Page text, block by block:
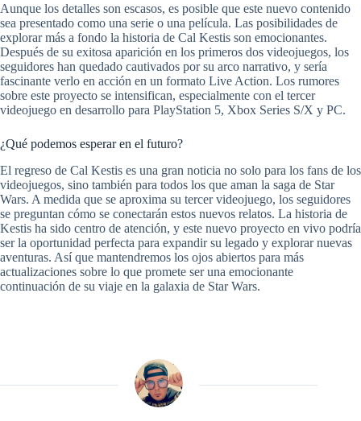
Aunque los detalles son escasos, es posible que este nuevo contenido
sea presentado como una serie o una película. Las posibilidades de
explorar más a fondo la historia de Cal Kestis son emocionantes.
Después de su exitosa aparición en los primeros dos videojuegos, los
seguidores han quedado cautivados por su arco narrativo, y sería
fascinante verlo en acción en un formato Live Action. Los rumores
sobre este proyecto se intensifican, especialmente con el tercer
videojuego en desarrollo para PlayStation 5, Xbox Series S/X y PC.
¿Qué podemos esperar en el futuro?
El regreso de Cal Kestis es una gran noticia no solo para los fans de los
videojuegos, sino también para todos los que aman la saga de Star
Wars. A medida que se aproxima su tercer videojuego, los seguidores
se preguntan cómo se conectarán estos nuevos relatos. La historia de
Kestis ha sido centro de atención, y este nuevo proyecto en vivo podría
ser la oportunidad perfecta para expandir su legado y explorar nuevas
aventuras. Así que mantendremos los ojos abiertos para más
actualizaciones sobre lo que promete ser una emocionante
continuación de su viaje en la galaxia de Star Wars.